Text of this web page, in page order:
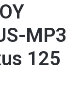
MP3
125